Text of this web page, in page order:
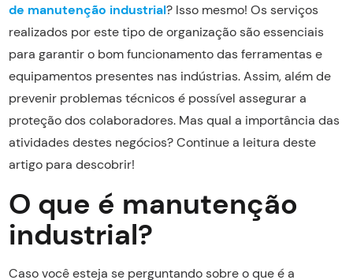
de manutenção industrial? Isso mesmo! Os serviços
realizados por este tipo de organização são essenciais
para garantir o bom funcionamento das ferramentas e
equipamentos presentes nas indústrias. Assim, além de
prevenir problemas técnicos é possível assegurar a
proteção dos colaboradores. Mas qual a importância das
atividades destes negócios? Continue a leitura deste
artigo para descobrir!
O que é manutenção
industrial?
Caso você esteja se perguntando sobre o que é a